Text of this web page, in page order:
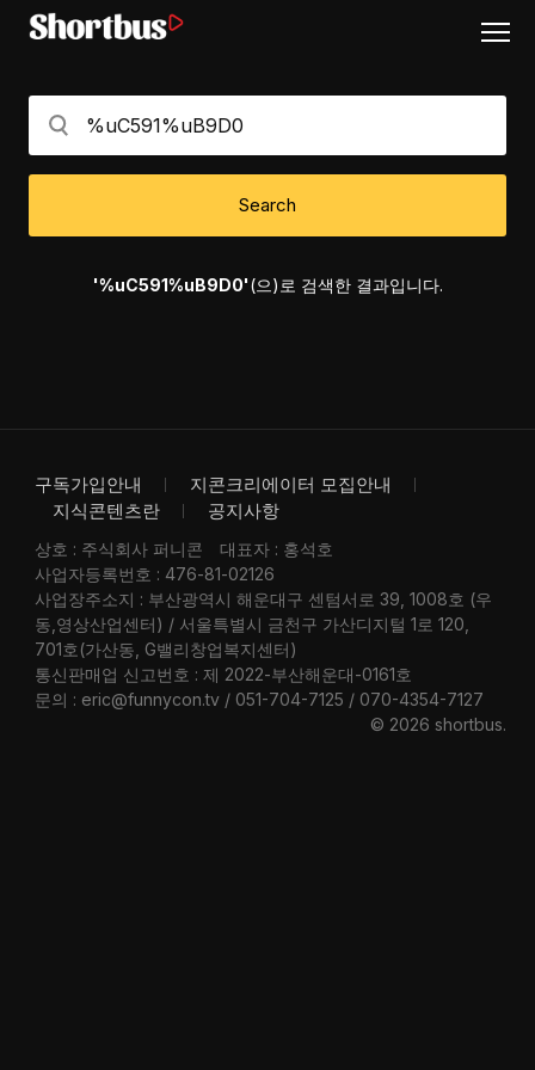
Search
'%uC591%uB9D0'(으)로 검색한 결과입니다.
구독가입안내
지콘크리에이터 모집안내
지식콘텐츠란
공지사항
상호 : 주식회사 퍼니콘
대표자 : 홍석호
사업자등록번호 : 476-81-02126
사업장주소지 : 부산광역시 해운대구 센텀서로 39, 1008호 (우
동,영상산업센터) / 서울특별시 금천구 가산디지털 1로 120,
701호(가산동, G밸리창업복지센터)
통신판매업 신고번호 : 제 2022-부산해운대-0161호
문의 : eric@funnycon.tv / 051-704-7125 / 070-4354-7127
© 2026 shortbus.